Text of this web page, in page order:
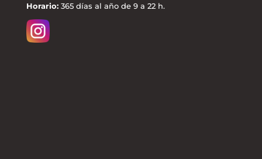
Horario:365 días al año de 9 a 22 h.